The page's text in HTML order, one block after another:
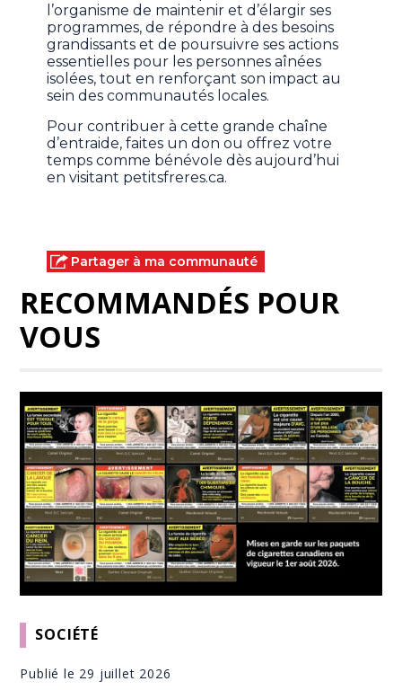
l’organisme de maintenir et d’élargir ses
programmes, de répondre à des besoins
grandissants et de poursuivre ses actions
essentielles pour les personnes aînées
isolées, tout en renforçant son impact au
sein des communautés locales.
Pour contribuer à cette grande chaîne
d’entraide, faites un don ou offrez votre
temps comme bénévole dès aujourd’hui
en visitant petitsfreres.ca.
Partager à ma communauté
RECOMMANDÉS POUR
VOUS
SOCIÉTÉ
Publié le 29 juillet 2026